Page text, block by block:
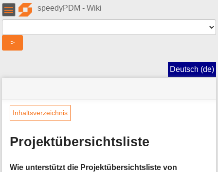
speedyPDM - Wiki
Werkzeuge
>
Benutzer-
Werkzeuge
Deutsch (de)
befinden
sich
hier:
»
speedy
»
»
Projektübersichtsliste
Seiten-
Werkzeuge
e
t
i
Inhaltsverzeichnis
Projektübersichtsliste
Wie unterstützt die Projektübersichtsliste von